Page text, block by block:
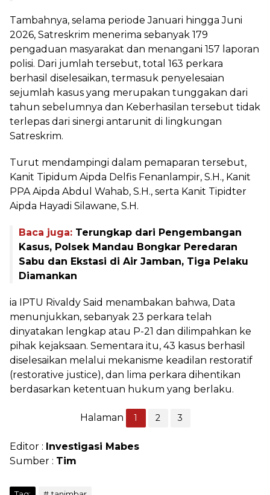
Tambahnya, selama periode Januari hingga Juni
2026, Satreskrim menerima sebanyak 179
pengaduan masyarakat dan menangani 157 laporan
polisi. Dari jumlah tersebut, total 163 perkara
berhasil diselesaikan, termasuk penyelesaian
sejumlah kasus yang merupakan tunggakan dari
tahun sebelumnya dan Keberhasilan tersebut tidak
terlepas dari sinergi antarunit di lingkungan
Satreskrim.
Turut mendampingi dalam pemaparan tersebut,
Kanit Tipidum Aipda Delfis Fenanlampir, S.H., Kanit
PPA Aipda Abdul Wahab, S.H., serta Kanit Tipidter
Aipda Hayadi Silawane, S.H.
Baca juga: Terungkap dari Pengembangan
Kasus, Polsek Mandau Bongkar Peredaran
Sabu dan Ekstasi di Air Jamban, Tiga Pelaku
Diamankan
ia IPTU Rivaldy Said menambakan bahwa, Data
menunjukkan, sebanyak 23 perkara telah
dinyatakan lengkap atau P-21 dan dilimpahkan ke
pihak kejaksaan. Sementara itu, 43 kasus berhasil
diselesaikan melalui mekanisme keadilan restoratif
(restorative justice), dan lima perkara dihentikan
berdasarkan ketentuan hukum yang berlaku.
Halaman 1 2 3
Editor : Investigasi Mabes
Sumber : Tim